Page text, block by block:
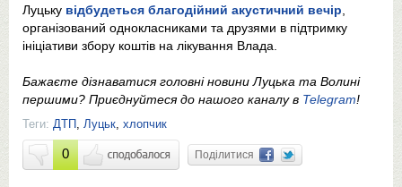
Луцьку відбудеться благодійний акустичний вечір
організований однокласниками та друзями в підтримку
ініціативи збору коштів на лікування Влада.
Бажаєте дізнаватися головні новини Луцька та Волині
першими? Приєднуйтеся до нашого каналу в Telegram!
Теги: ДТП , Луцьк, хлопчик
0 Поділитися